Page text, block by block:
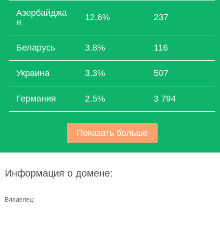
Азербайджа
н
12,6% 237
Беларусь 3,8% 116
Украина 3,3% 507
Германия 2,5% 3 794
Показать больше
Информация о домене:
Владелец: